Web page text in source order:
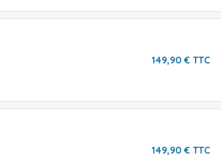
149,90 € TTC
149,90 € TTC